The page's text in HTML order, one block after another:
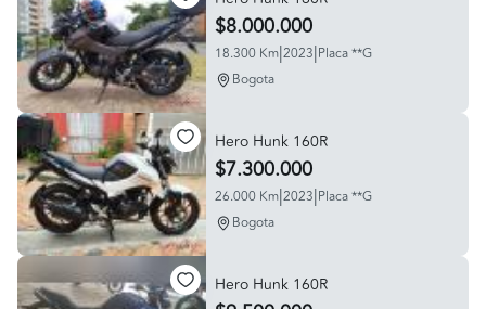
$8.000.000
18.300 Km|2023|Placa **G
Bogota
Hero Hunk 160R
$7.300.000
26.000 Km|2023|Placa **G
Bogota
Hero Hunk 160R